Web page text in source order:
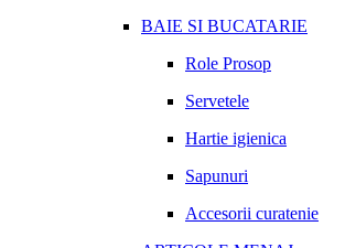
BAIE SI BUCATARIE
Role Prosop
Servetele
Hartie igienica
Sapunuri
Accesorii curatenie